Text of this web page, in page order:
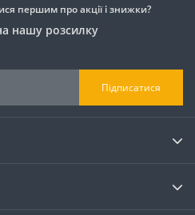
першим про акції і знижки?
нашу розсилку
Підписатися